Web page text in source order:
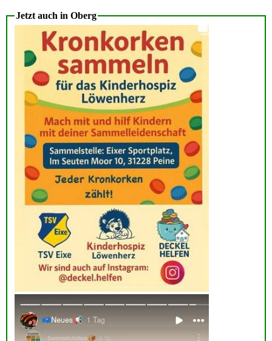
Jetzt auch in Oberg